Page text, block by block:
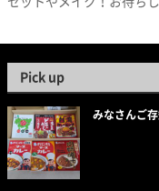
Pick up
みなさんご